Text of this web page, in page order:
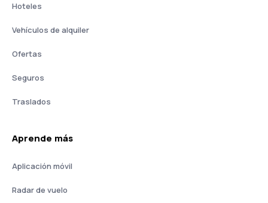
Hoteles
Vehículos de alquiler
Ofertas
Seguros
Traslados
Aprende más
Aplicación móvil
Radar de vuelo